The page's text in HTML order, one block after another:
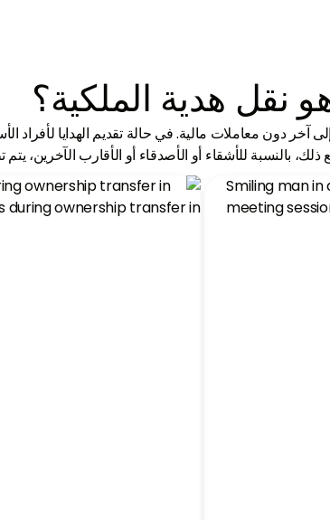
نقل هدية الملكية؟
آخر دون معاملات مالية. في حالة تقديم الهدايا لأفراد
بالنسبة للأشقاء أو الأصدقاء أو الأقارب الآخرين،